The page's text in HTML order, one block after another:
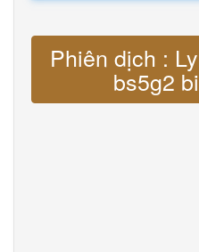
Phiên dịch :
bs5g2